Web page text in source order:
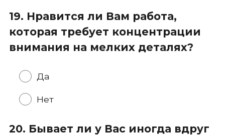
19. Нравится ли Вам работа,
которая требует концентрации
внимания на мелких деталях?
Да
Нет
20. Бывает ли у Вас иногда вдруг